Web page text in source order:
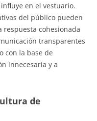
en el vestuario.
del público pueden
cohesionada
transparentes
con la base de
innecesaria y a
de